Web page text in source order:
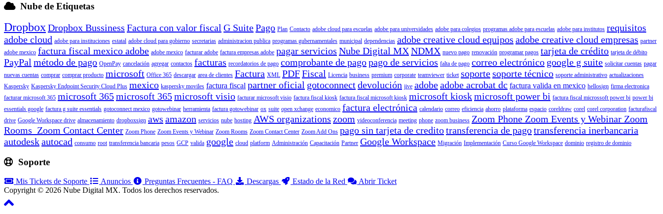
Nube de Etiquetas
DropboxDropbox Bussiness Factura con valor fiscal G SuitePago Plan Contacto adobe cloud para escuelas adobe para universidades adobe para colegios programas adobe para escuelas adobe para institutos requisitos
adobe cloud adobe para instituciones estatal adobe cloud para gobierno secretarias administracion publica programas gubernamentales municipal dependencias adobe creative cloud equipos adobe creative cloud empresas partner
adobe mexico factura fiscal mexico adobe adobe mexico facturar adobe factura empresas adobe pagar servicios Nube Digital MXNDMX nuevo pago renovación programar pagos tarjeta de crédito tarjeta de débito
PayPal método de pago OpenPay cancelación agregar contactos facturas recordatorios de pago comprobante de pagopago de servicios falta de pago correo electrónico google g suite solicitar cuentas pagar
nuevas cuentas comprar comprar producto microsoft Office 365 descargar area de clientes Factura XML PDFFiscal Licencia business premium corporate teamviewer ticket soportesoporte técnico soporte administrativo actualizaciones
Kaspersky Kaspersky Endpoint Security Cloud Plus mexico kaspersky moviles factura fiscal partner oficial gotoconnectdevolución jive adobeadobe acrobat dc factura valida en mexico hellosign firma electronica
facturar microsoft 365 microsoft 365microsoft 365microsoft visio facturar microsoft visio factura fiscal kiosk factura fiscal microsoft kiosk microsoft kioskmicrosoft power bi factura fiscal microssoft power bi power bi
essentials google factura g suite essentials gotoconnect mexico gotowebinar herramienta factura gotowebinar ox suite open xchange economico factura electrónica calendario correo eficiencia ahorro plataforma espacio coreldraw corel corel corporation facturafiscal
drive Google Workspace drive almacenamiento dropboxsign aws amazon servicios nube hosting AWS organizations zoom videoconferencia meeting phone zoom business Zoom Phone Zoom Events y Webinar Zoom
Rooms Zoom Contact Center Zoom Phone Zoom Events y Webinar Zoom Rooms Zoom Contact Center Zoom Add Ons pago sin tarjeta de creditotransferencia de pagotransferencia inerbancaria
autodeskautocad consumo root transferencia bancaria pesos GCP valida google cloud platform Administración Capacitación Partner Google Workspace Migración Implementación Curso Google Workspace dominio registro de dominio
Soporte
Mis Tickets de Soporte Anuncios Preguntas Frecuentes - FAQ Descargas Estado de la Red
Abrir Ticket
Copyright © 2026 Nube Digital MX. Todos los derechos reservados.